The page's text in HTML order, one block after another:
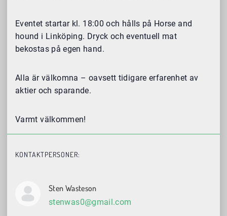
Eventet startar kl. 18:00 och hålls på Horse and
hound i Linköping. Dryck och eventuell mat
bekostas på egen hand.
Alla är välkomna – oavsett tidigare erfarenhet av
aktier och sparande.
Varmt välkommen!
KONTAKTPERSONER:
Sten Wasteson
stenwas0@gmail.com